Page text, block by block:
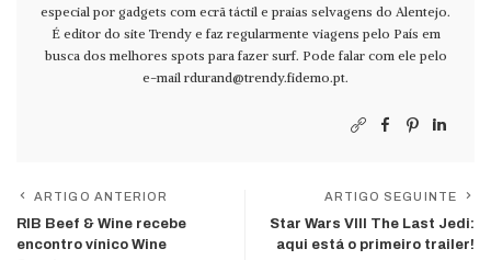
especial por gadgets com ecrã táctil e praias selvagens do Alentejo.
É editor do site Trendy e faz regularmente viagens pelo País em
busca dos melhores spots para fazer surf. Pode falar com ele pelo
e-mail rdurand@trendy.fidemo.pt.
ARTIGO ANTERIOR
RIB Beef & Wine recebe
encontro vínico Wine
ARTIGO SEGUINTE
Star Wars VIII The Last Jedi:
aqui está o primeiro trailer!